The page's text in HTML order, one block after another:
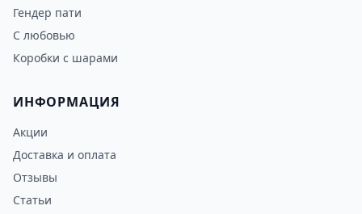
Гендер пати
С любовью
Коробки с шарами
ИНФОРМАЦИЯ
Акции
Доставка и оплата
Отзывы
Статьи